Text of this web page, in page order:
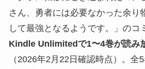
さん、勇者には必要なかった余り
して最強となるようです。」のコ
Kindle Unlimitedで1〜4巻が読み
（2026年2月22日確認時点）。全